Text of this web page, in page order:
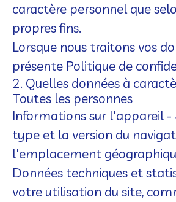
caractère personnel que
propres fins.
Lorsque nous traitons vos
présente Politique de
2. Quelles données à
Toutes les personnes
Informations sur l'appareil -
type et la version du
l'emplacement
Données techniques et
votre utilisation du site,